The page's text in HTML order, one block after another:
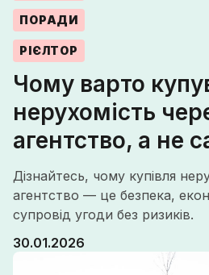
ПОРАДИ
РІЄЛТОР
Чому варто
нерухомість
агентство, а не
Дізнайтесь, чому купівля
агентство — це безпека,
супровід угоди без ризиків.
30.01.2026